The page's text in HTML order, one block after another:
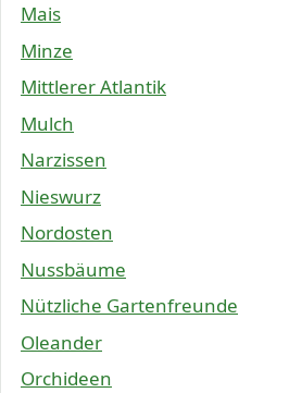
Mais
Minze
Mittlerer Atlantik
Mulch
Narzissen
Nieswurz
Nordosten
Nussbäume
Nützliche Gartenfreunde
Oleander
Orchideen